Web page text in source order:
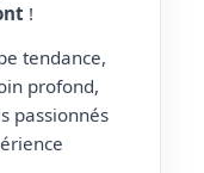
!
tendance,
profond,
passionnés